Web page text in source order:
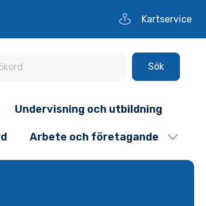
Kartservice
Sök
Undervisning och utbildning
Arbete och företagande